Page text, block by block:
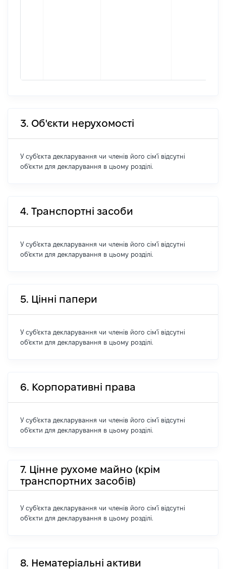
3. Об'єкти нерухомості
У суб'єкта декларування чи членів його сім'ї відсутні
об'єкти для декларування в цьому розділі.
4. Транспортні засоби
У суб'єкта декларування чи членів його сім'ї відсутні
об'єкти для декларування в цьому розділі.
5. Цінні папери
У суб'єкта декларування чи членів його сім'ї відсутні
об'єкти для декларування в цьому розділі.
6. Корпоративні права
У суб'єкта декларування чи членів його сім'ї відсутні
об'єкти для декларування в цьому розділі.
7. Цінне рухоме майно (крім
транспортних засобів)
У суб'єкта декларування чи членів його сім'ї відсутні
об'єкти для декларування в цьому розділі.
8. Нематеріальні активи